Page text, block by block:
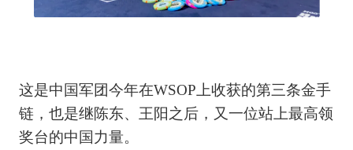
这是中国军团今年在WSOP上收获的第三条金手
链，也是继陈东、王阳之后，又一位站上最高领
奖台的中国力量。